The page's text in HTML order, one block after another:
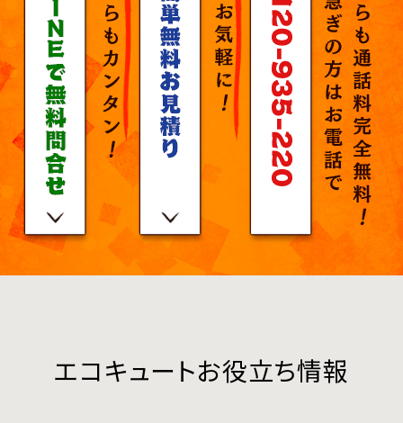
エコキュートお役立ち情報